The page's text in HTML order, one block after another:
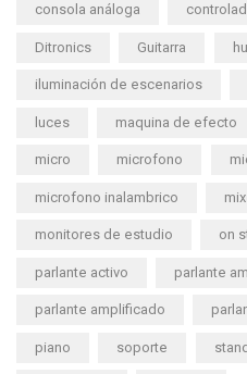
consola análoga
Ditronics Guitarra
iluminación de escenarios
luces maquina de efecto
micro microfono
microfono inalambrico
monitores de estudio on
parlante activo parlante
parlante amplificado
piano soporte stand